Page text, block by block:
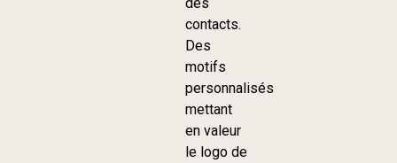
contacts.
Des
motifs
personnalisés
mettant
en valeur
le logo de